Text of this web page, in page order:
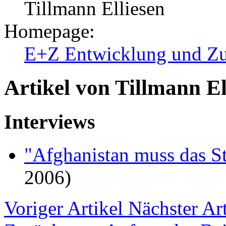
Tillmann Elliesen
Homepage:
E+Z Entwicklung und
Artikel von Tillmann
Interviews
"Afghanistan muss das
2006)
Voriger Artikel Nächster